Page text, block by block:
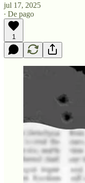
jul 17, 2025
∙ De pago
1